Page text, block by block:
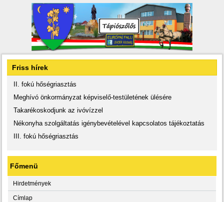
Friss hírek
II. fokú hőségriasztás
Meghívó önkormányzat képviselő-testületének ülésére
Takarékoskodjunk az ivóvízzel
Nékonyha szolgáltatás igénybevételével kapcsolatos tájékoztatás
III. fokú hőségriasztás
Főmenü
Hirdetmények
Címlap